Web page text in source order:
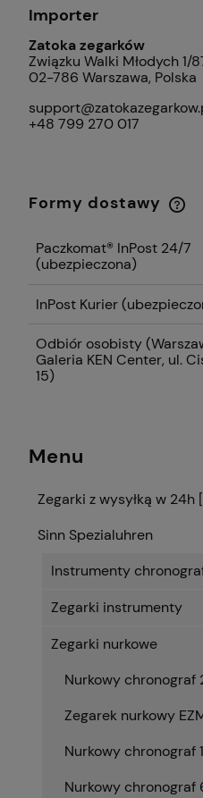
Importer
Zatoka zegarków
Związku Walki Młodych 1/
02-786 Warszawa, Polska
+48 799 270 017
Formy dostawy
Cena nie zawiera
Paczkomat® InPost 24/7
(ubezpieczona)
InPost Kurier
Odbiór osobisty
Galeria KEN Center, ul.
15)
Menu
Zegarki z wysyłką w 24h
Sinn Spezialuhren
Instrumenty
Zegarki instrumenty
Zegarki nurkowe
Nurkowy chronograf
Zegarek nurkowy
Nurkowy chronograf
Nurkowy chronograf